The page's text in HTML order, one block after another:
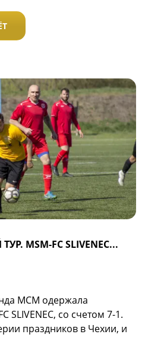
MSM-FC SLIVENEC...
МСМ одержала
со счетом 7-1.
праздников в Чехии, и